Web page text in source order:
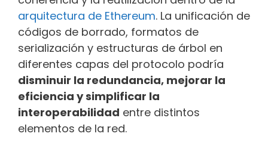
arquitectura de Ethereum. La unificación de
códigos de borrado, formatos de
serialización y estructuras de árbol en
diferentes capas del protocolo podría
disminuir la redundancia, mejorar la
eficiencia y simplificar la
interoperabilidad entre distintos
elementos de la red.